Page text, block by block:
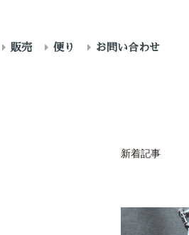
販売 便り お問い合わせ
新着記事